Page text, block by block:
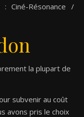
Ciné-Résonance /
la plupart de
subvenir au coût
avons pris le choix